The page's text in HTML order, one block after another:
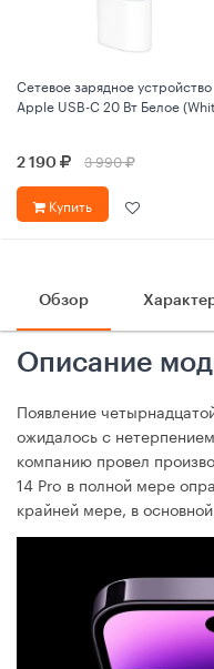
Сетевое зарядное устройство
Apple USB-C 20 Вт Белое
2 190 3 990
Купить
Обзор
Описание
Появление
ожидалось с
компанию провел
14 Pro в полной мере
крайней мере, в